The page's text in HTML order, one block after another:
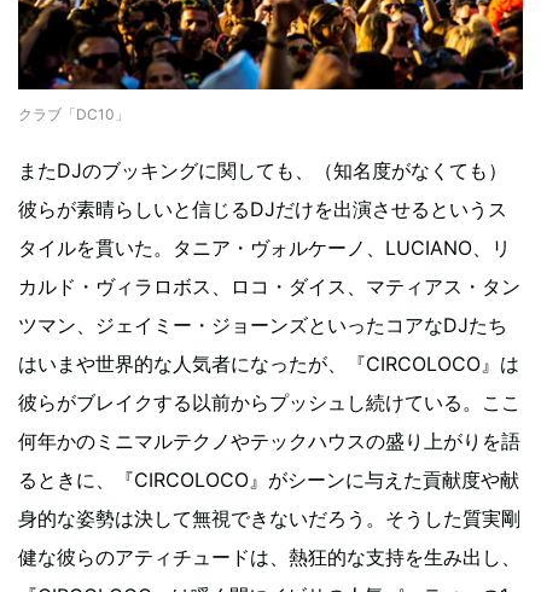
クラブ「DC10」
またDJのブッキングに関しても、（知名度がなくても）
彼らが素晴らしいと信じるDJだけを出演させるというス
タイルを貫いた。タニア・ヴォルケーノ、LUCIANO、リ
カルド・ヴィラロボス、ロコ・ダイス、マティアス・タン
ツマン、ジェイミー・ジョーンズといったコアなDJたち
はいまや世界的な人気者になったが、『CIRCOLOCO』は
彼らがブレイクする以前からプッシュし続けている。ここ
何年かのミニマルテクノやテックハウスの盛り上がりを語
るときに、『CIRCOLOCO』がシーンに与えた貢献度や献
身的な姿勢は決して無視できないだろう。そうした質実剛
健な彼らのアティチュードは、熱狂的な支持を生み出し、